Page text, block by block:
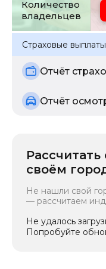
Количество
владельцев
Страховые выплаты
Отчёт
Отчёт
своём
Не нашли свой
— рассчитаем
Не удалось
Попробуйте